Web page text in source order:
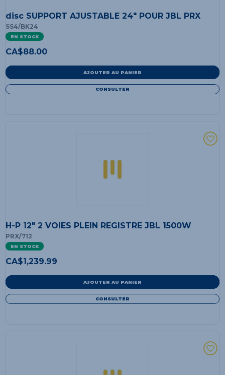
disc SUPPORT AJUSTABLE 24" POUR JBL PRX
SS4/BK24
EN STOCK
CA$88.00
AJOUTER AU PANIER
CONSULTER
H-P 12" 2 VOIES PLEIN REGISTRE JBL 1500W
PRX/712
EN STOCK
CA$1,239.99
AJOUTER AU PANIER
CONSULTER